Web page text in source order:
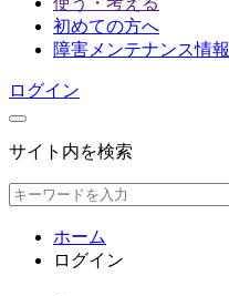
初めての方へ
障害メンテナンス情報
ログイン
サイト内を検索
ホーム
ログイン